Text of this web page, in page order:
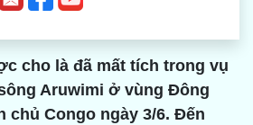
cho là đã mất tích trong vụ
Aruwimi ở vùng Đông
chủ Congo ngày 3/6. Đến